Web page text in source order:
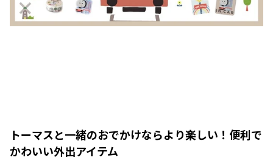
トーマスと一緒のおでかけならより楽しい！便利で
かわいい外出アイテム